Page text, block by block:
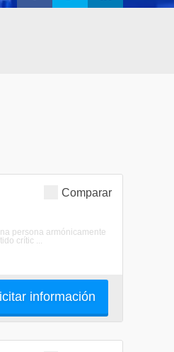
Comparar
persona armónicamente
crític ...
información